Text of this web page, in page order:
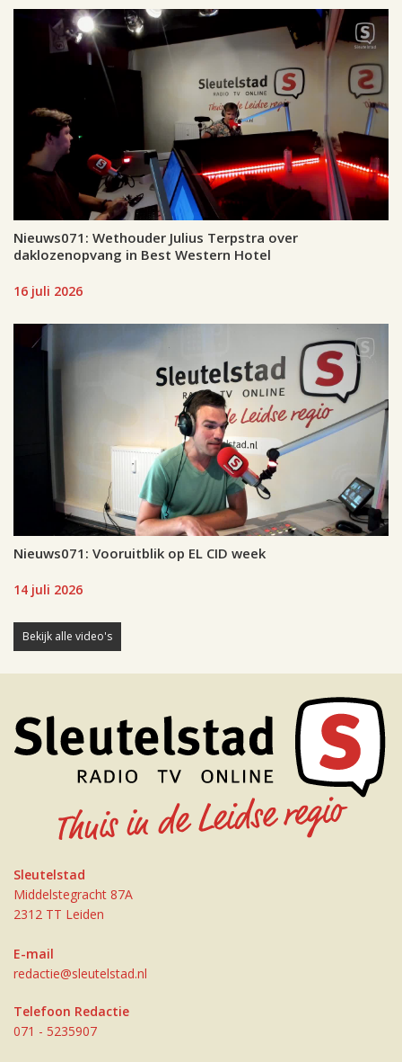
Nieuws071: Wethouder Julius Terpstra over
daklozenopvang in Best Western Hotel
16 juli 2026
Nieuws071: Vooruitblik op EL CID week
14 juli 2026
Bekijk alle video's
Sleutelstad
Middelstegracht 87A
2312 TT Leiden
E-mail
redactie@sleutelstad.nl
Telefoon Redactie
071 - 5235907